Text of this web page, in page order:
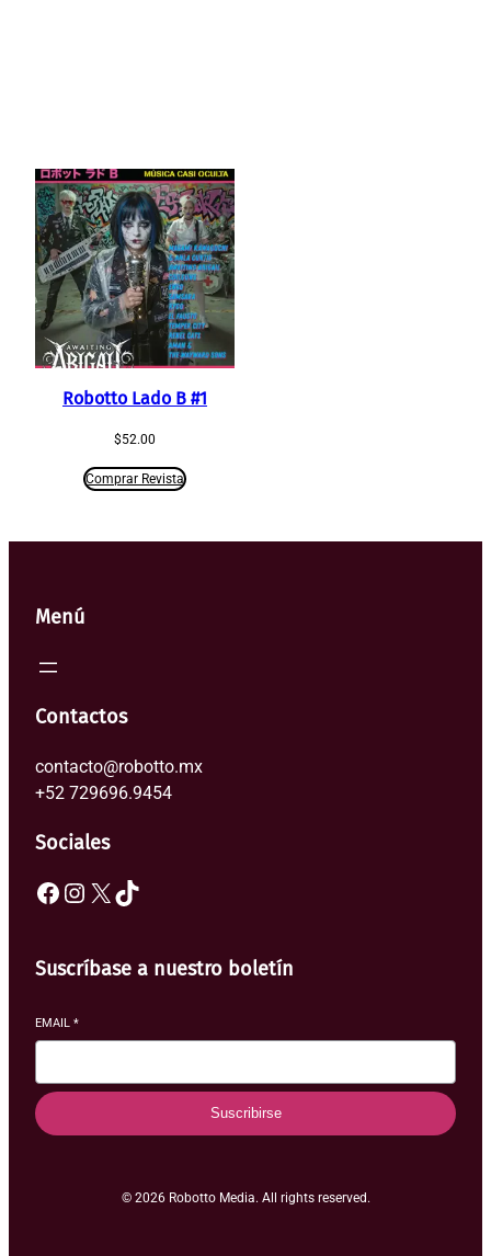
Robotto Lado B #1
$52.00
Comprar Revista
Menú
Contactos
contacto@robotto.mx
+52 729696.9454
Sociales
Facebook Instagram X TikTok
Suscríbase a nuestro boletín
EMAIL *
Suscribirse
© 2026 Robotto Media. All rights reserved.